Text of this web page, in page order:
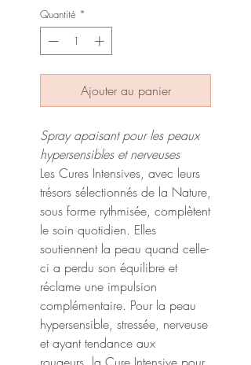
Quantité *
Ajouter au panier
Spray apaisant pour les peaux
hypersensibles et nerveuses
Les Cures Intensives, avec leurs
trésors sélectionnés de la Nature,
sous forme rythmisée, complètent
le soin quotidien. Elles
soutiennent la peau quand celle-
ci a perdu son équilibre et
réclame une impulsion
complémentaire. Pour la peau
hypersensible, stressée, nerveuse
et ayant tendance aux
rougeurs, la Cure Intensive pour